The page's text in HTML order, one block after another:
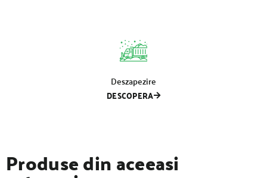
Deszapezire
DESCOPERA
Produse din aceeasi